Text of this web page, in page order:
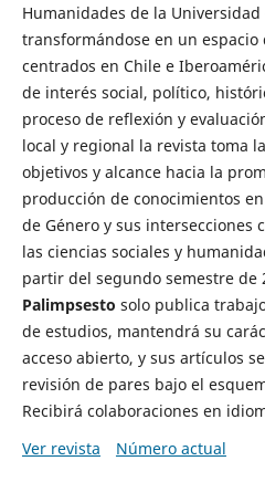
Humanidades de la Universidad
transformándose en un
centrados en Chile e
de interés social, político,
proceso de reflexión y
local y regional la revista toma
objetivos y alcance hacia la
producción de conocimientos
de Género y sus intersecciones
las ciencias sociales y
partir del segundo semestre de
Palimpsesto solo publica
de estudios, mantendrá su
acceso abierto, y sus artículos
revisión de pares bajo el
Recibirá colaboraciones en
Ver revista
Número actual